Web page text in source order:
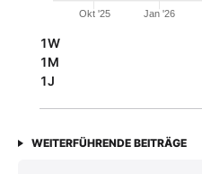
Okt '25 Jan '26
1W
1M
1J
WEITERFÜHRENDE BEITRÄGE